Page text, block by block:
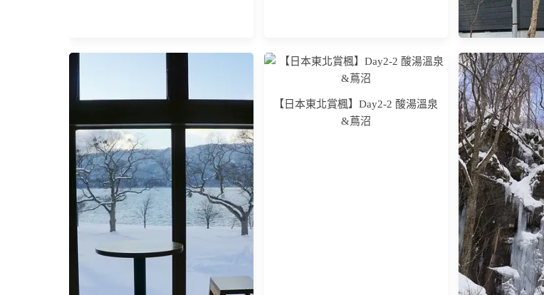
【日本東北賞
宿推薦 Pension
溫馨＋
【日本東北賞楓】Day2-2 酸湯溫泉
&蔦沼